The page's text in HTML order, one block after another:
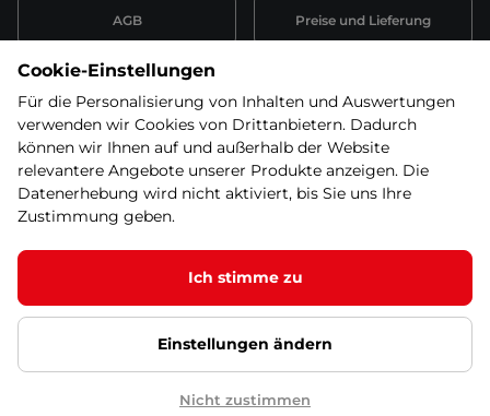
AGB Preise und Lieferung
Datenschutzerklärung
DSGVO
Wiederufsbelehrung mit Link
Batterieentsorgung
Informationen zu Elektro-
und Elektonikgeräten
© 2026 SEVEN SPORT s.r.o Alle Rechte vorbehalten1
Google Datenschutz Google PartnerseitenCookie-Einstellungen
Cookie-Einstellungen
Für die Personalisierung von Inhalten und Auswertungen
verwenden wir Cookies von Drittanbietern. Dadurch
können wir Ihnen auf und außerhalb der Website
relevantere Angebote unserer Produkte anzeigen. Die
Datenerhebung wird nicht aktiviert, bis Sie uns Ihre
Zustimmung geben.
Ich stimme zu
Einstellungen ändern
Nicht zustimmen